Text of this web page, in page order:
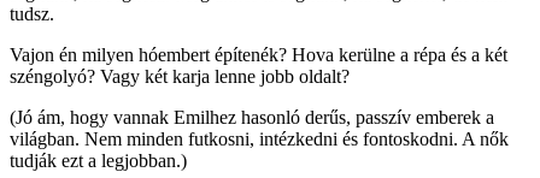
tudsz.
Vajon én milyen hóembert építenék? Hova kerülne a répa és a két
széngolyó? Vagy két karja lenne jobb oldalt?
(Jó ám, hogy vannak Emilhez hasonló derűs, passzív emberek a
világban. Nem minden futkosni, intézkedni és fontoskodni. A nők
tudják ezt a legjobban.)